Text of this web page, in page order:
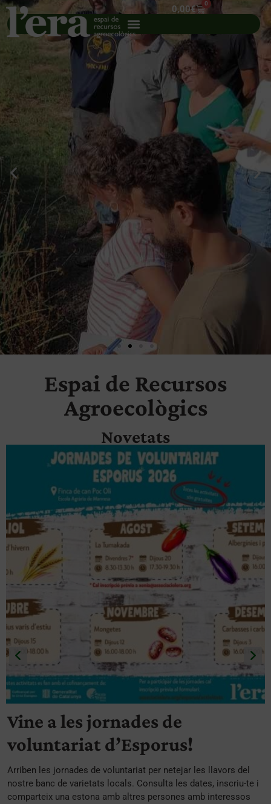
0,00€
0
Forma't en agroecologia amb
L'Era
Cursos de poda natura, avicultura i més...
Consulta els programes
Espai de Recursos
Agroecològics
Novetats
Vine a les jornades de
voluntariat d’Esporus!
Arriben les jornades de voluntariat per netejar les llavors del
nostre banc de varietats locals. Consulta les dates, inscriu-te i
comparteix una estona amb altres persones amb interessos